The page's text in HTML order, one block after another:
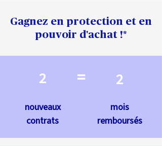
Gagnez en protection et en
pouvoir d'achat !*
2 = 2
nouveaux
contrats
mois
remboursés